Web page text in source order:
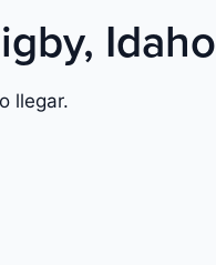
Idaho
llegar.